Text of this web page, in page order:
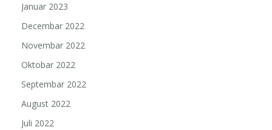
Januar 2023
Decembar 2022
Novembar 2022
Oktobar 2022
Septembar 2022
August 2022
Juli 2022